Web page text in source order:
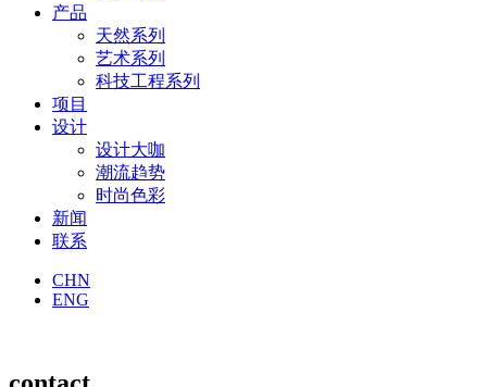
产品
天然系列
艺术系列
科技工程系列
项目
设计
设计大咖
潮流趋势
时尚色彩
新闻
联系
CHN
ENG